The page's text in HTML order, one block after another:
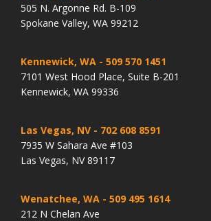
505 N. Argonne Rd. B-109
Spokane Valley, WA 99212
Kennewick, WA - 509 570 1451
7101 West Hood Place, Suite B-201
Kennewick, WA 99336
Las Vegas, NV - 702 608 8591
7935 W Sahara Ave #103
Las Vegas, NV 89117
Wenatchee, WA - 509 495 1614
212 N Chelan Ave